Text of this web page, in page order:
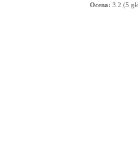
Ocena: 3.2 (5